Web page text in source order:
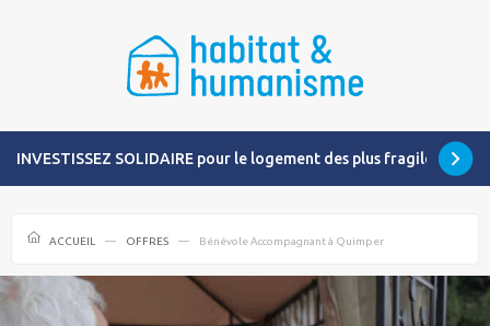
INVESTISSEZ SOLIDAIRE pour le logement des plus fragiles
ACCUEIL OFFRES Bénévole Accompagnant à Quimper